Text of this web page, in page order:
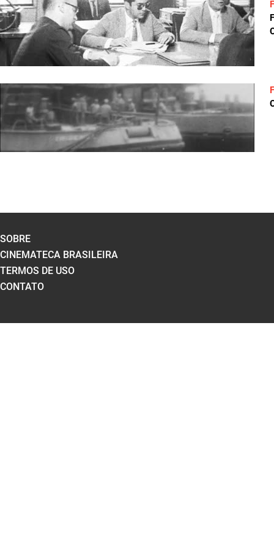
SOBRE
CINEMATECA BRASILEIRA
TERMOS DE USO
CONTATO